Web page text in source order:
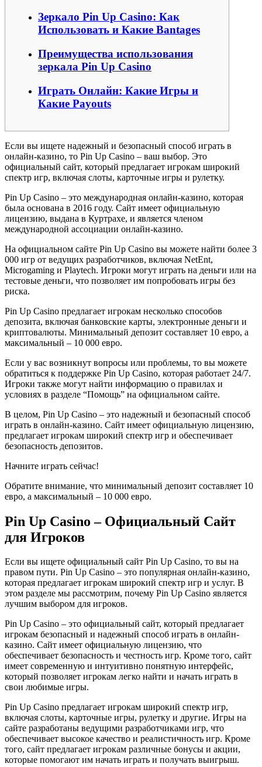
Зеркало Pin Up Casino: Как
Использовать и Какие Вantages
Преимущества использования
зеркала Pin Up Casino
Играть Онлайн: Какие Игры и
Какие Payouts
Если вы ищете надежный и безопасный способ играть в
онлайн-казино, то Pin Up Casino – ваш выбор. Это
официальный сайт, который предлагает игрокам широкий
спектр игр, включая слоты, карточные игры и рулетку.
Pin Up Casino – это международная онлайн-казино, которая
была основана в 2016 году. Сайт имеет официальную
лицензию, выдана в Куртрахе, и является членом
международной ассоциации онлайн-казино.
На официальном сайте Pin Up Casino вы можете найти более 3
000 игр от ведущих разработчиков, включая NetEnt,
Microgaming и Playtech. Игроки могут играть на деньги или на
тестовые деньги, что позволяет им попробовать игры без
риска.
Pin Up Casino предлагает игрокам несколько способов
депозита, включая банковские карты, электронные деньги и
криптовалюты. Минимальный депозит составляет 10 евро, а
максимальный – 10 000 евро.
Если у вас возникнут вопросы или проблемы, то вы можете
обратиться к поддержке Pin Up Casino, которая работает 24/7.
Игроки также могут найти информацию о правилах и
условиях в разделе “Помощь” на официальном сайте.
В целом, Pin Up Casino – это надежный и безопасный способ
играть в онлайн-казино. Сайт имеет официальную лицензию,
предлагает игрокам широкий спектр игр и обеспечивает
безопасность депозитов.
Начните играть сейчас!
Обратите внимание, что минимальный депозит составляет 10
евро, а максимальный – 10 000 евро.
Pin Up Casino – Официальный Сайт
для Игроков
Если вы ищете официальный сайт Pin Up Casino, то вы на
правом пути. Pin Up Casino – это популярная онлайн-казино,
которая предлагает игрокам широкий спектр игр и услуг. В
этом разделе мы рассмотрим, почему Pin Up Casino является
лучшим выбором для игроков.
Pin Up Casino – это официальный сайт, который предлагает
игрокам безопасный и надежный способ играть в онлайн-
казино. Сайт имеет официальную лицензию, что
обеспечивает безопасность и честность игр. Кроме того, сайт
имеет современную и интуитивно понятную интерфейс,
который позволяет игрокам легко найти и начать играть в
свои любимые игры.
Pin Up Casino предлагает игрокам широкий спектр игр,
включая слоты, карточные игры, рулетку и другие. Игры на
сайте разработаны ведущими разработчиками игр, что
обеспечивает высокое качество и реалистичность игр. Кроме
того, сайт предлагает игрокам различные бонусы и акции,
которые помогают им начать играть и получать выигрыш.